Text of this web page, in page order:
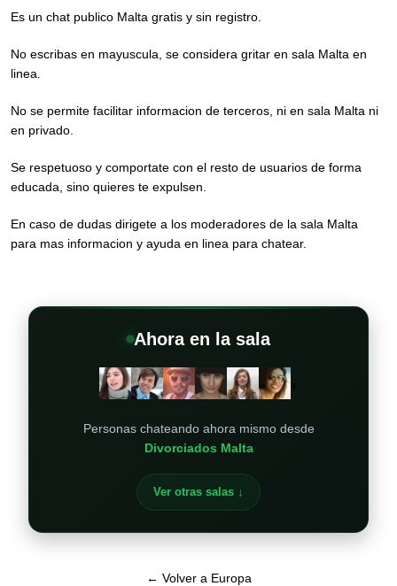
Es un chat publico Malta gratis y sin registro.
No escribas en mayuscula, se considera gritar en sala Malta en
linea.
No se permite facilitar informacion de terceros, ni en sala Malta ni
en privado.
Se respetuoso y comportate con el resto de usuarios de forma
educada, sino quieres te expulsen.
En caso de dudas dirigete a los moderadores de la sala Malta
para mas informacion y ayuda en linea para chatear.
Ahora en la sala
Personas chateando ahora mismo desde
Divorciados Malta
Ver otras salas ↓
← Volver a Europa